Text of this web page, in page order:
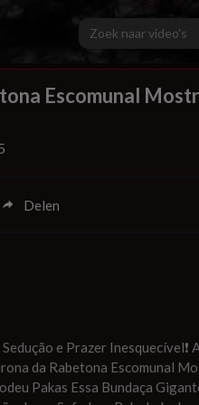
Escomunal
Delen
e Prazer Inesquecível❗
da Rabetona Escomunal
Pakas Essa Bundaça